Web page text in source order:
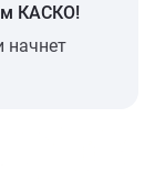
КАСКО!
начнет